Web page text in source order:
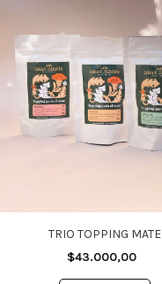
TRIO TOPPING MATE
$43.000,00